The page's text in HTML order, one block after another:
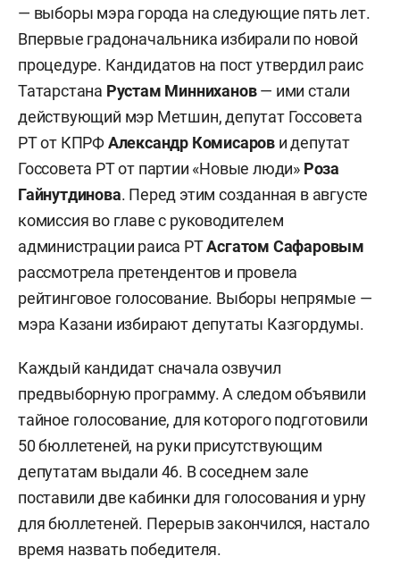
— выборы мэра города на следующие пять лет.
Впервые градоначальника избирали по новой
процедуре. Кандидатов на пост утвердил раис
Татарстана Рустам Минниханов— ими стали
действующий мэр Метшин, депутат Госсовета
РТ от КПРФАлександр Комисаров и депутат
Госсовета РТ от партии «Новые люди» Роза
Гайнутдинова. Перед этим созданная в августе
комиссия во главе с руководителем
администрации раиса РТАсгатом Сафаровым
рассмотрела претендентов и провела
рейтинговое голосование. Выборы непрямые —
мэра Казани избирают депутаты Казгордумы.
Каждый кандидат сначала озвучил
предвыборную программу. А следом объявили
тайное голосование, для которого подготовили
50 бюллетеней, на руки присутствующим
депутатам выдали 46. В соседнем зале
поставили две кабинки для голосования и урну
для бюллетеней. Перерыв закончился, настало
время назвать победителя.